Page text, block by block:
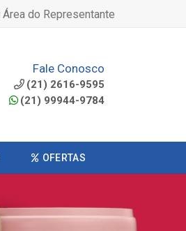
Área do Representante
Fale Conosco
(21) 2616-9595
(21) 99944-9784
OFERTAS